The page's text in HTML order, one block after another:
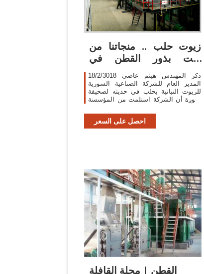
زيوت حلب .. منجاتنا من
زيت بذور القطن في
الاسواق
18/2/3018 ذكر المهندس هيثم عاصي
المدير العام للشركة الصناعية السورية
للزيوت النباتية بحلب في حديثه لصحيفة
الثورة أن الشركة استلمت من المؤسسة
من بذور القطن لغاية تاريخه، وماتزال
عمليات
احصل على السعر
القطن | مجلة القافلة